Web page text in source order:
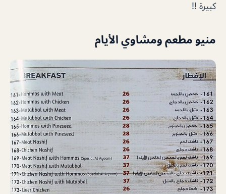
كبيرة !!
منيو مطعم ومشاوي الأيام